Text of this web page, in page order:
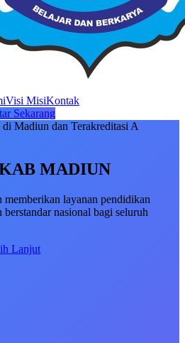
Visi MisiKontak
Sekarang
Madiun dan Terakreditasi A
MADIUN
layanan pendidikan
nasional bagi seluruh
Lanjut